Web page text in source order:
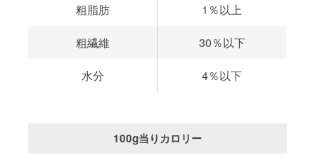
粗脂肪 1％以上
粗繊維 30％以下
水分 4％以下
100g当りカロリー